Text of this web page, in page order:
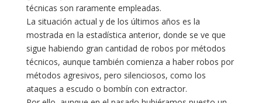
técnicas son raramente empleadas.
La situación actual y de los últimos años es la
mostrada en la estadística anterior, donde se ve que
sigue habiendo gran cantidad de robos por métodos
técnicos, aunque también comienza a haber robos por
métodos agresivos, pero silenciosos, como los
ataques a escudo o bombín con extractor.